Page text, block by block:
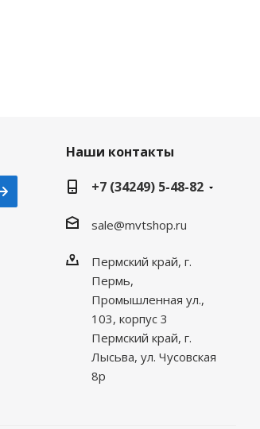
Наши контакты
+7 (34249) 5-48-82
sale@mvtshop.ru
Пермский край, г.
Пермь,
Промышленная ул.,
103, корпус 3
Пермский край, г.
Лысьва, ул. Чусовская
8р